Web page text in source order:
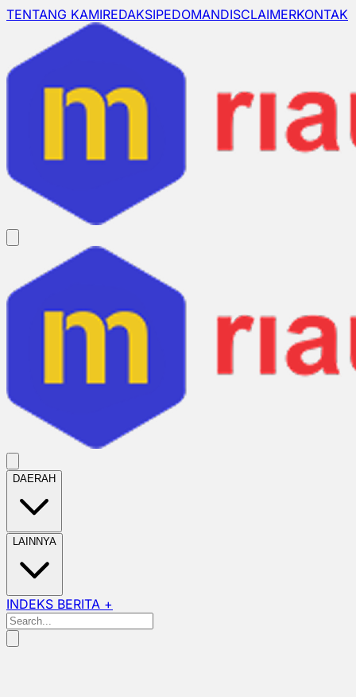
TENTANG KAMIREDAKSIPEDOMANDISCLAIMERKONTAK
DAERAH
LAINNYA
INDEKS BERITA +